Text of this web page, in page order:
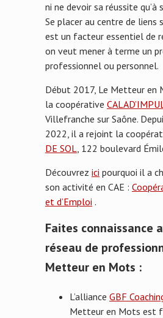
ni ne devoir sa réussite qu’à
Se placer au centre de liens
est un facteur essentiel de
on veut mener à terme un
professionnel ou personnel.
Début 2017, Le Metteur en
la coopérative
Villefranche sur Saône.
2022, il a rejoint la
DE SOL, 122 boulevard
Découvrez ici pourquoi il a
son activité en CAE :
et d’Emploi .
Faites connaissance
réseau de
Metteur en Mots :
L’alliance GBF
Metteur en Mots est